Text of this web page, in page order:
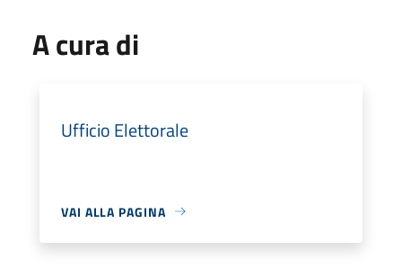
A cura di
Ufficio Elettorale
VAI ALLA PAGINA